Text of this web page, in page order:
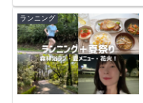
ランニング